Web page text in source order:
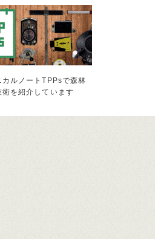
ルノートTPPsで森林
を紹介しています